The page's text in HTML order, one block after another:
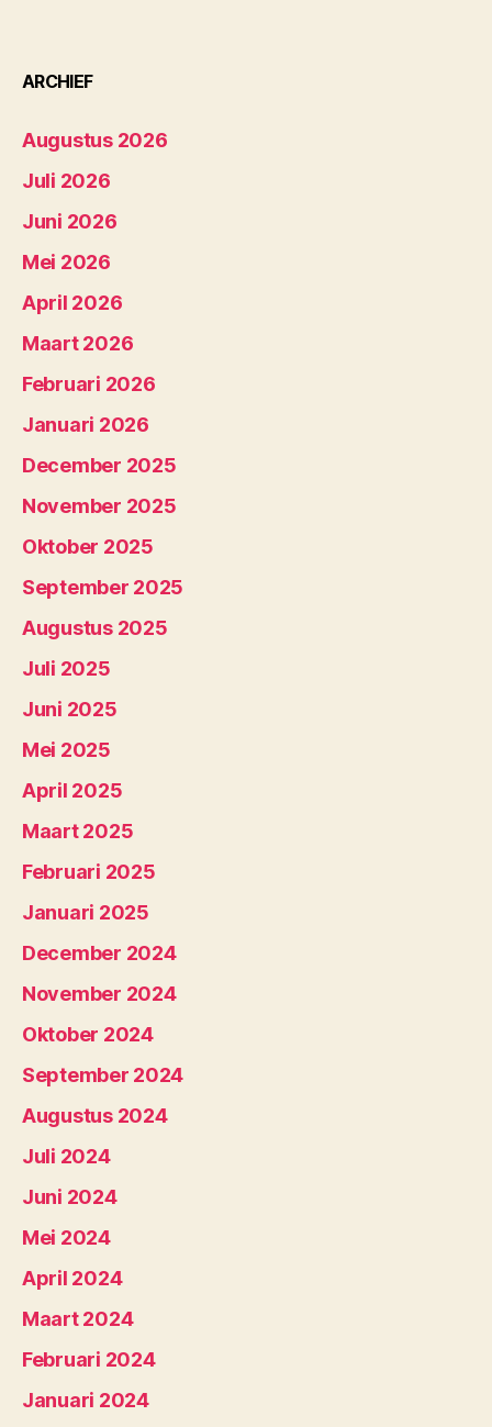
ARCHIEF
Augustus 2026
Juli 2026
Juni 2026
Mei 2026
April 2026
Maart 2026
Februari 2026
Januari 2026
December 2025
November 2025
Oktober 2025
September 2025
Augustus 2025
Juli 2025
Juni 2025
Mei 2025
April 2025
Maart 2025
Februari 2025
Januari 2025
December 2024
November 2024
Oktober 2024
September 2024
Augustus 2024
Juli 2024
Juni 2024
Mei 2024
April 2024
Maart 2024
Februari 2024
Januari 2024